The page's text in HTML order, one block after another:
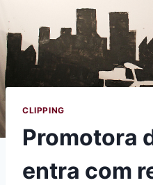
CLIPPING
Promotora
entra com